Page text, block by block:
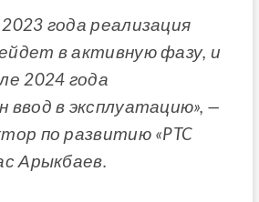
года реализация
в активную фазу, и
2024 года
ввод в эксплуатацию», —
по развитию «PTC
Арыкбаев.